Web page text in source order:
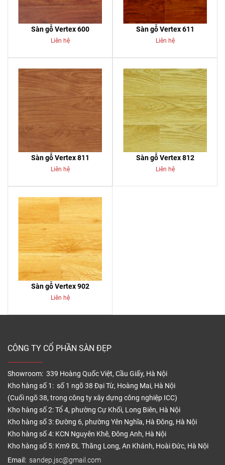
Sàn gỗ Vertex 600
Liên hệ
Sàn gỗ Vertex 611
Liên hệ
Sàn gỗ Vertex 811
Liên hệ
Sàn gỗ Vertex 812
Liên hệ
Sàn gỗ Vertex 902
Liên hệ
CÔNG TY CỔ PHẦN SÀN ĐẸP
Showroom: 339 Hoàng Quốc Việt, Cầu Giấy, Hà Nội
Kho hàng số 1: số 1 ngõ 38 Đại Từ, Hoàng Mai, Hà Nội
(Cuối ngõ 38, trong công ty xây dựng công nghiệp ICC)
Kho hàng số 2: Tổ 4, phường Cự Khối, Long Biên, Hà Nội
Kho hàng số 3: Đường 6, phường Yên Nghĩa, Hà Đông, Hà Nội
Kho hàng số 4: KCN Nguyên Khê, Đông Anh, Hà Nội
Kho hàng số 5: Km9 ĐL Thăng Long, An Khánh, Hoài Đức, Hà Nội
Email: sandep.jsc@gmail.com